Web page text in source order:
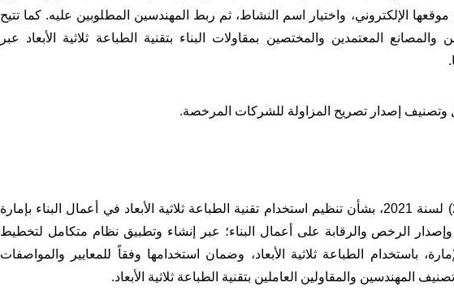
الإلكتروني، واختيار اسم النشاط، ثم ربط المهندسين المطلوبين عليه. كما تتيح
والمصانع المعتمدين والمختصين بمقاولات البناء بتقنية الطباعة ثلاثية الأبعاد عبر
وتصنيف إصدار تصريح المزاولة للشركات المرخصة.
وتعدُّ البلدية وفقاً لما حدده المرسوم رقم (24) لسنة 2021، بشأن تنظيم استخدام تقنية الطباعة ثلاثية الأبعاد في أعمال البناء بإمارة
الرخص والرقابة على أعمال البناء؛ عبر إنشاء وتطبيق نظام متكامل لتخطيط
باستخدام الطباعة ثلاثية الأبعاد، وضمان استخدامها وفقاً للمعايير والمواصفات
المهندسين والمقاولين العاملين بتقنية الطباعة ثلاثية الأبعاد.